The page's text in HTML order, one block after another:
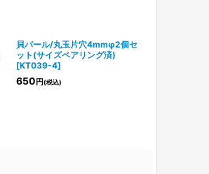
貝パール/丸玉片穴4mmφ2個セ
ット(サイズペアリング済)
[KT039-4]
650 円(税込)